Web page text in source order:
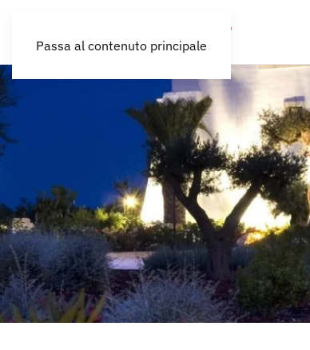
Passa al contenuto principale